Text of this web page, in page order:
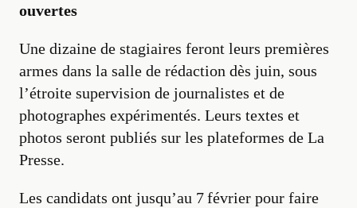
ouvertes
Une dizaine de stagiaires feront leurs premières
armes dans la salle de rédaction dès juin, sous
l’étroite supervision de journalistes et de
photographes expérimentés. Leurs textes et
photos seront publiés sur les plateformes de La
Presse.
Les candidats ont jusqu’au 7 février pour faire